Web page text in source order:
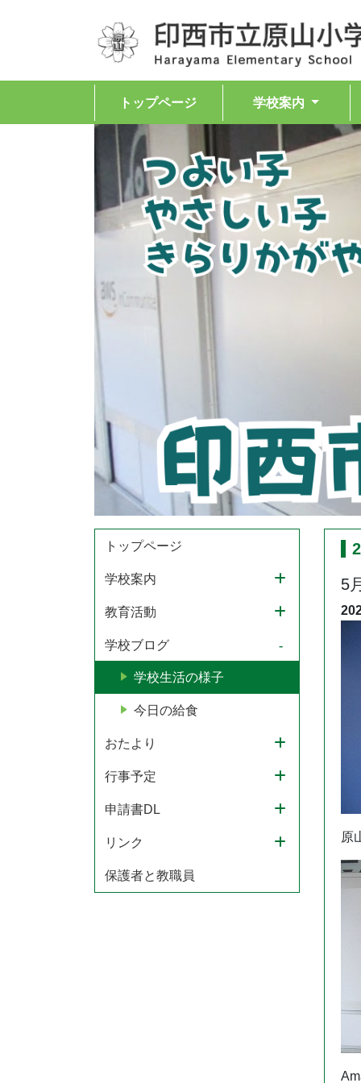
トップページ 学校案内
トップページ
学校案内
教育活動
学校ブログ
学校生活の様子
今日の給食
おたより
行事予定
申請書DL
リンク
保護者と教職員
5
原